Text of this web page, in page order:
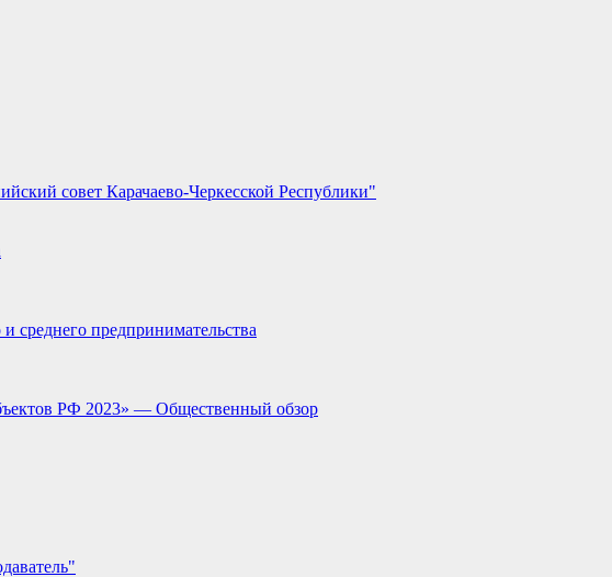
совет Карачаево-Черкесской Республики"
среднего предпринимательства
РФ 2023» — Общественный обзор